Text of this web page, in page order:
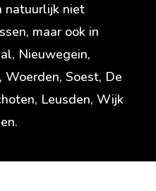
natuurlijk niet
maar ook in
Nieuwegein,
Soest, De
Leusden, Wijk